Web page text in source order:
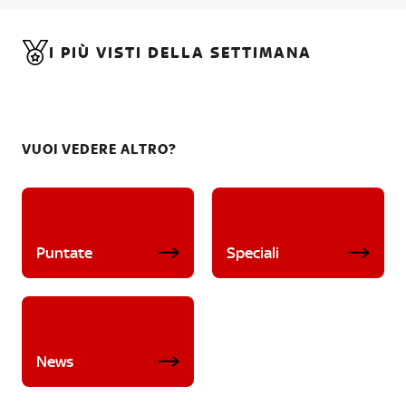
I PIÙ VISTI DELLA SETTIMANA
VUOI VEDERE ALTRO?
Puntate Speciali
News